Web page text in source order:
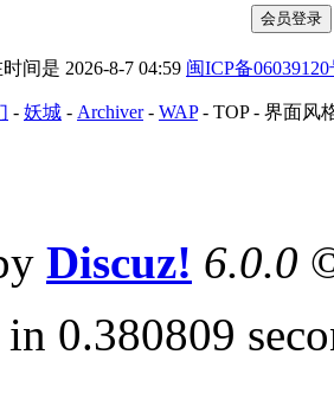
会员登录
间是 2026-8-7 04:59 闽ICP备06039120
- 妖城 - Archiver- WAP- TOP- 界面风
Discuz! 6.0.0
in 0.380809